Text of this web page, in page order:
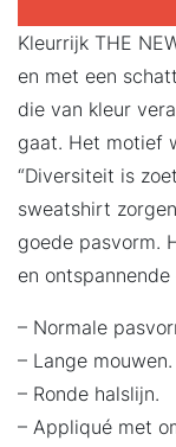
Kleurrijk THE
en met een
die van kleur
gaat. Het motief
“Diversiteit is
sweatshirt
goede pasvorm.
en
– Normale
– Lange mouwen.
– Ronde halslijn.
– Appliqué met